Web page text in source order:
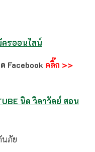
รออนไลน์
Facebook คลิ๊ก >>
นิด วิลาวัลย์ สอน